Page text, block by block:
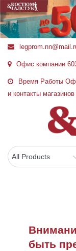
Перейти
к
содержимому
Офис компании
Время Работы
и контакты
быть